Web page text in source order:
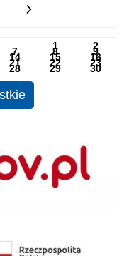
następny miesiąc
1 2
7 8 9
14 15 16
21 22 23
28 29 30